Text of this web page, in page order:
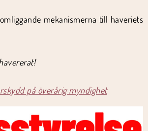
mekanismerna till haveriets
på överårig myndighet